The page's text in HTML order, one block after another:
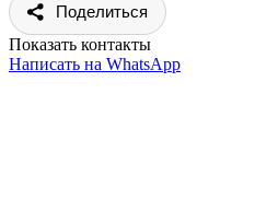
Поделиться
Показать контакты
Написать на WhatsApp